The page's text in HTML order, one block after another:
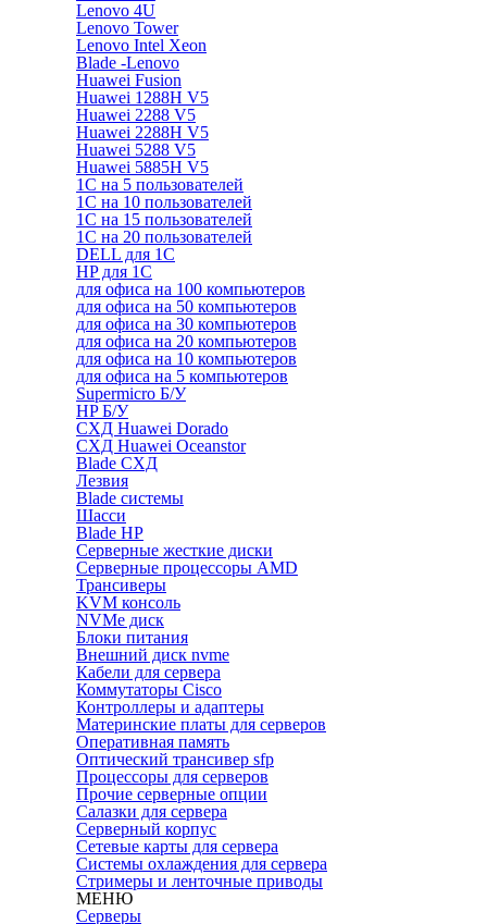
Lenovo 4U
Lenovo Tower
Lenovo Intel Xeon
Blade -Lenovo
Huawei Fusion
Huawei 1288H V5
Huawei 2288 V5
Huawei 2288H V5
Huawei 5288 V5
Huawei 5885H V5
1С на 5 пользователей
1С на 10 пользователей
1С на 15 пользователей
1С на 20 пользователей
DELL для 1С
HP для 1С
для офиса на 100 компьютеров
для офиса на 50 компьютеров
для офиса на 30 компьютеров
для офиса на 20 компьютеров
для офиса на 10 компьютеров
для офиса на 5 компьютеров
Supermicro Б/У
HP Б/У
СХД Huawei Dorado
СХД Huawei Oceanstor
Blade СХД
Лезвия
Blade системы
Шасси
Blade HP
Серверные жесткие диски
Серверные процессоры AMD
Трансиверы
KVM консоль
NVMe диск
Блоки питания
Внешний диск nvme
Кабели для сервера
Коммутаторы Cisco
Контроллеры и адаптеры
Материнские платы для серверов
Оперативная память
Оптический трансивер sfp
Процессоры для серверов
Прочие серверные опции
Салазки для сервера
Серверный корпус
Сетевые карты для сервера
Системы охлаждения для сервера
Стримеры и ленточные приводы
МЕНЮ
Серверы